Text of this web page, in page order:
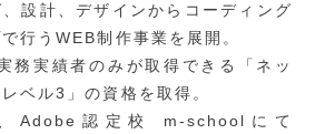
設計、デザインからコーディング
行うWEB制作事業を展開。
務実績者のみが取得できる「ネッ
ベル3」の資格を取得。
Adobe認定校 m-schoolにて